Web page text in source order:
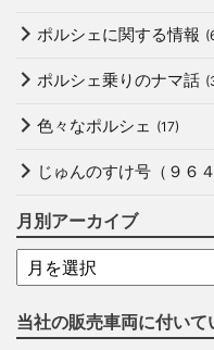
ポルシェに関する情報
ポルシェ乗りのナマ話
色々なポルシェ (17)
じゅんのすけ号（９６４
月別アーカイブ
当社の販売車両に付いて